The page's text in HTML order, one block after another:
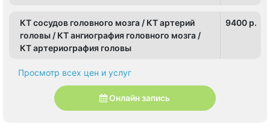
КТ сосудов головного мозга / КТ артерий
головы / КТ ангиография головного мозга /
КТ артериография головы
9400 p.
Просмотр всех цен и услуг
Онлайн запись